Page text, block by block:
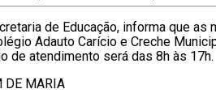
de Educação, informa que
Adauto Carício e Creche
de atendimento será das 8h às 17h.
DE MARIA